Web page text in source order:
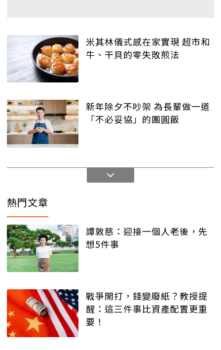
米其林儀式感在家實現 超市和
牛、干貝的零失敗煎法
新年除夕不吵架 為長輩做一道
「不必妥協」的團圓飯
熱門文章
譚敦慈：迎接一個人老後，先
想5件事
戰爭開打，錢變廢紙？教授提
醒：這三件事比資產配置更重
要！